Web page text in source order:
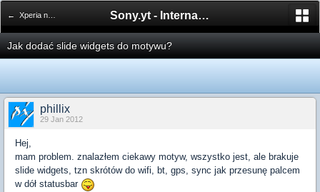
← Xperia neo V Sony.yt - International Sony Forum
Jak dodać slide widgets do motywu?
phillix
29 Jan 2012
Hej,
mam problem. znalazłem ciekawy motyw, wszystko jest, ale brakuje
slide widgets, tzn skrótów do wifi, bt, gps, sync jak przesunę palcem
w dół statusbar